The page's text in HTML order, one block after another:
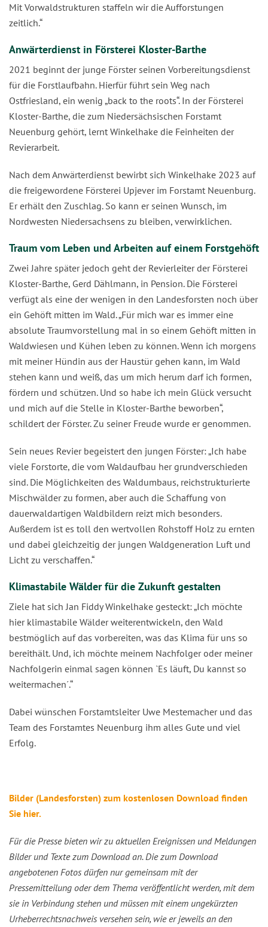
Mit Vorwaldstrukturen staffeln wir die Aufforstungen
zeitlich.“
Anwärterdienst in Försterei Kloster-Barthe
2021 beginnt der junge Förster seinen Vorbereitungsdienst
für die Forstlaufbahn. Hierfür führt sein Weg nach
Ostfriesland, ein wenig „back to the roots“. In der Försterei
Kloster-Barthe, die zum Niedersächsischen Forstamt
Neuenburg gehört, lernt Winkelhake die Feinheiten der
Revierarbeit.
Nach dem Anwärterdienst bewirbt sich Winkelhake 2023 auf
die freigewordene Försterei Upjever im Forstamt Neuenburg.
Er erhält den Zuschlag. So kann er seinen Wunsch, im
Nordwesten Niedersachsens zu bleiben, verwirklichen.
Traum vom Leben und Arbeiten auf einem Forstgehöft
Zwei Jahre später jedoch geht der Revierleiter der Försterei
Kloster-Barthe, Gerd Dählmann, in Pension. Die Försterei
verfügt als eine der wenigen in den Landesforsten noch über
ein Gehöft mitten im Wald. „Für mich war es immer eine
absolute Traumvorstellung mal in so einem Gehöft mitten in
Waldwiesen und Kühen leben zu können. Wenn ich morgens
mit meiner Hündin aus der Haustür gehen kann, im Wald
stehen kann und weiß, das um mich herum darf ich formen,
fördern und schützen. Und so habe ich mein Glück versucht
und mich auf die Stelle in Kloster-Barthe beworben“,
schildert der Förster. Zu seiner Freude wurde er genommen.
Sein neues Revier begeistert den jungen Förster: „Ich habe
viele Forstorte, die vom Waldaufbau her grundverschieden
sind. Die Möglichkeiten des Waldumbaus, reichstrukturierte
Mischwälder zu formen, aber auch die Schaffung von
dauerwaldartigen Waldbildern reizt mich besonders.
Außerdem ist es toll den wertvollen Rohstoff Holz zu ernten
und dabei gleichzeitig der jungen Waldgeneration Luft und
Licht zu verschaffen.“
Klimastabile Wälder für die Zukunft gestalten
Ziele hat sich Jan Fiddy Winkelhake gesteckt: „Ich möchte
hier klimastabile Wälder weiterentwickeln, den Wald
bestmöglich auf das vorbereiten, was das Klima für uns so
bereithält. Und, ich möchte meinem Nachfolger oder meiner
Nachfolgerin einmal sagen können `Es läuft, Du kannst so
weitermachen´.“
Dabei wünschen Forstamtsleiter Uwe Mestemacher und das
Team des Forstamtes Neuenburg ihm alles Gute und viel
Erfolg.
Bilder (Landesforsten) zum kostenlosen Download finden
Sie hier.
Für die Presse bieten wir zu aktuellen Ereignissen und Meldungen
Bilder und Texte zum Download an. Die zum Download
angebotenen Fotos dürfen nur gemeinsam mit der
Pressemitteilung oder dem Thema veröffentlicht werden, mit dem
sie in Verbindung stehen und müssen mit einem ungekürzten
Urheberrechtsnachweis versehen sein, wie er jeweils an den